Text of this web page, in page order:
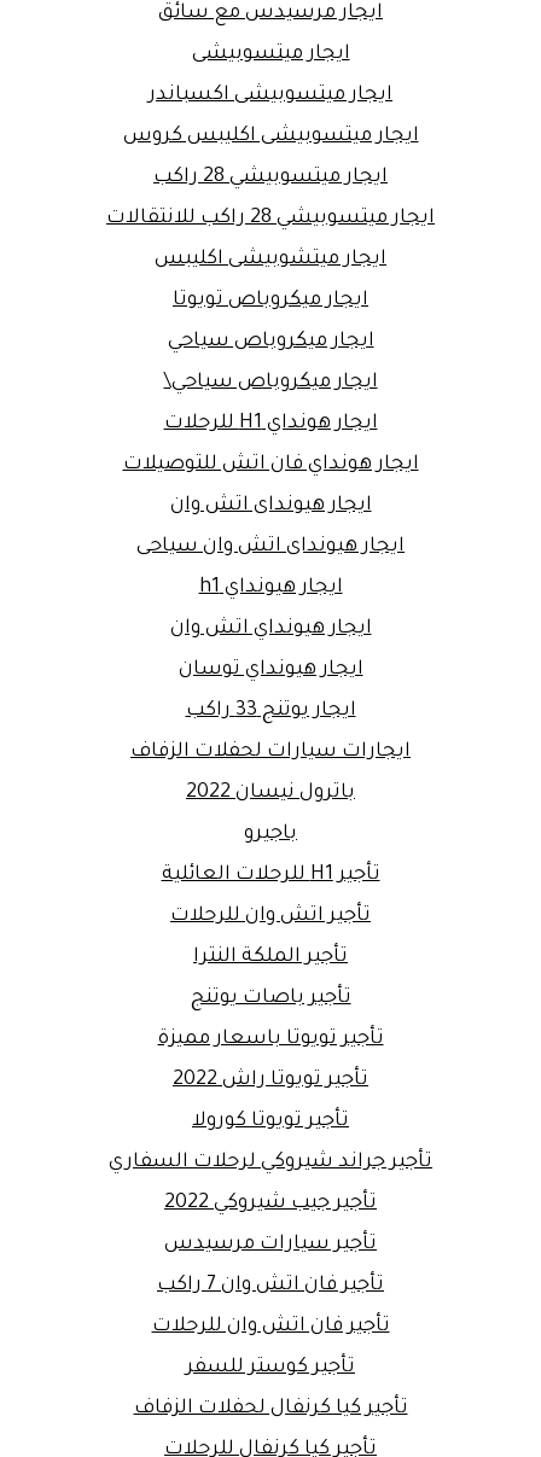
ايجار مرسيدس مع سائق
ايجار ميتسوبيشى
ايجار ميتسوبيشى اكسباندر
ايجار ميتسوبيشى اكليبس كروس
ايجار ميتسوبيشي 28 راكب
ايجار ميتسوبيشي 28 راكب للانتقالات
ايجار ميتشوبيشى اكليبس
ايجار ميكروباص تويوتا
ايجار ميكروباص سياحي
ايجار ميكروباص سياحي\
ايجار هونداي H1 للرحلات
ايجار هونداي فان اتش للتوصيلات
ايجار هيونداى اتش وان
ايجار هيونداى اتش وان سياحى
ايجار هيونداي h1
ايجار هيونداي اتش وان
ايجار هيونداي توسان
ايجار يوتنج 33 راكب
ايجارات سيارات لحفلات الزفاف
باترول نيسان 2022
باجيرو
تأجير H1 للرحلات العائلية
تأجير اتش وان للرحلات
تأجير الملكة النترا
تأجير باصات يوتنج
تأجير تويوتا باسعار مميزة
تأجير تويوتا راش 2022
تأجير تويوتا كورولا
تأجير جراند شيروكي لرحلات السفاري
تأجير جيب شيروكي 2022
تأجير سيارات مرسيدس
تأجير فان اتش وان 7 راكب
تأجير فان اتش وان للرحلات
تأجير كوستر للسفر
تأجير كيا كرنفال لحفلات الزفاف
تأجير كيا كرنفال للرحلات